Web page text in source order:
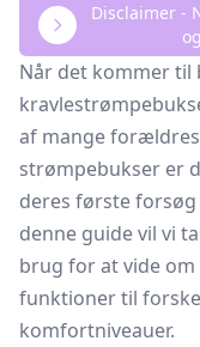
Disclaimer -
Når det kommer
af mange
strømpebukser er
deres første
denne guide vil vi
brug for at vide
funktioner til
komfortniveauer.